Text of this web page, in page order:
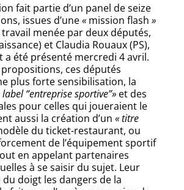
fait partie d’un panel de seize
issues d’une«mission flash »
menée par deux députés,
et Claudia Rouaux (PS),
été présenté mercredi 4 avril.
ces députés
plus forte sensibilisation, la
label “entreprise sportive”»et des
pour celles qui joueraient le
aussi la création d’un « titre
du ticket-restaurant, ou
de l’équipement sportif
en appelant partenaires
à se saisir du sujet. Leur
doigt les dangers de la